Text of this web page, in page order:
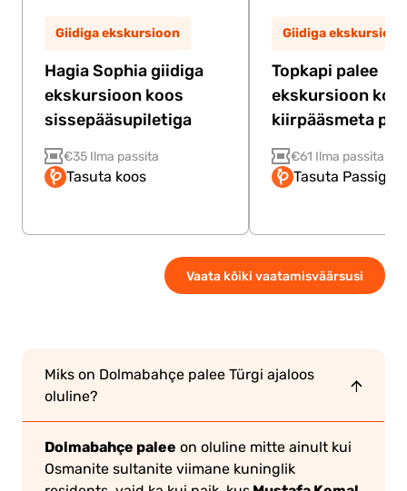
Giidiga ekskursioon
Hagia Sophia giidiga
ekskursioon koos
sissepääsupiletiga
€35 Ilma passita
Tasuta koos
Giidiga ekskursioon
Topkapi palee
ekskursioon
kiirpääsmeta
€61 Ilma passita
Tasuta Passiga
Vaata kõiki vaatamisväärsusi
Miks on Dolmabahçe palee Türgi ajaloos
oluline?
Dolmabahçe palee on oluline mitte ainult kui
Osmanite sultanite viimane kuninglik